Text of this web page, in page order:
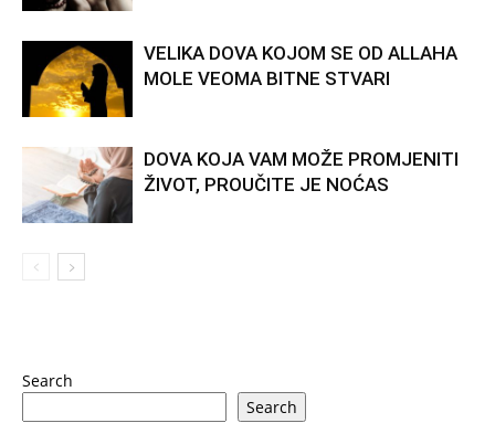
VELIKA DOVA KOJOM SE OD ALLAHA
MOLE VEOMA BITNE STVARI
DOVA KOJA VAM MOŽE PROMJENITI
ŽIVOT, PROUČITE JE NOĆAS
Search
Search